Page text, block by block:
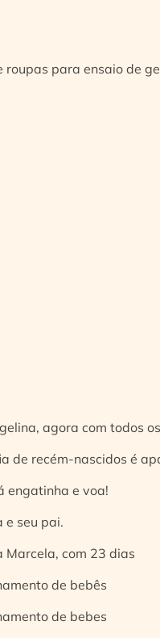
roupas para ensaio de
agora com todos
de recém-nascidos é
engatinha e voa!
e seu pai.
Marcela, com 23 dias
de bebês
de bebes